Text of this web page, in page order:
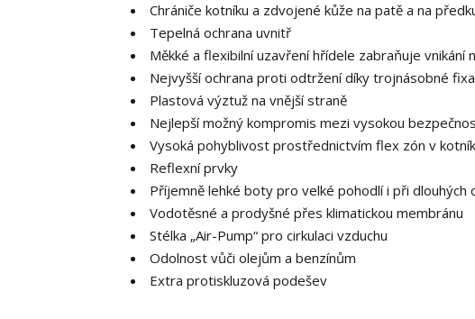
Chrániče kotníku a zdvojené kůže na patě a na
Tepelná ochrana uvnitř
Měkké a flexibilní uzavření hřídele zabraňuje vnikání
Nejvyšší ochrana proti odtržení díky trojnásobné
Plastová výztuž na vnější straně
Nejlepší možný kompromis mezi vysokou
Vysoká pohyblivost prostřednictvím flex zón v
Reflexní prvky
Příjemně lehké boty pro velké pohodlí i při dlouhých
Vodotěsné a prodyšné přes klimatickou membránu
Stélka „Air-Pump“ pro cirkulaci vzduchu
Odolnost vůči olejům a benzínům
Extra protiskluzová podešev